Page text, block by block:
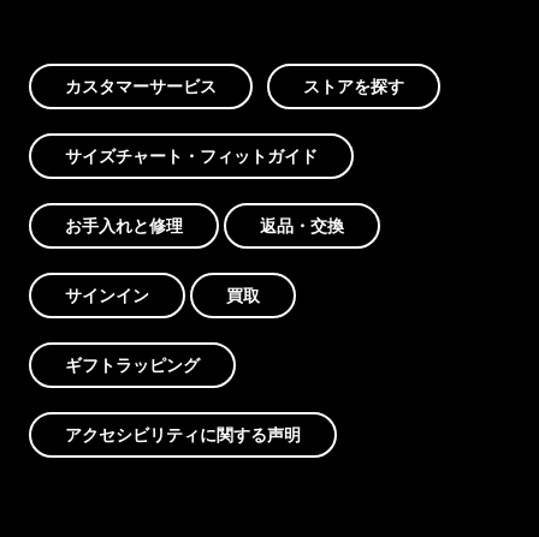
カスタマーサービス ストアを探す
サイズチャート・フィットガイド
お手入れと修理 返品・交換
サインイン 買取
ギフトラッピング
アクセシビリティに関する声明